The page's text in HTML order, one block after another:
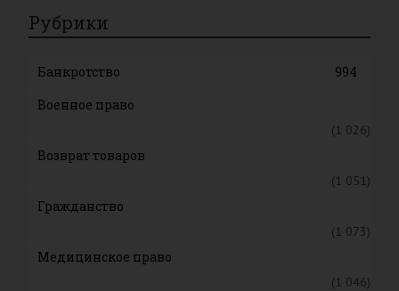
Рубрики
Банкротство
994
Военное право
(1 026)
Возврат товаров
(1 051)
Гражданство
(1 073)
Медицинское право
(1 046)